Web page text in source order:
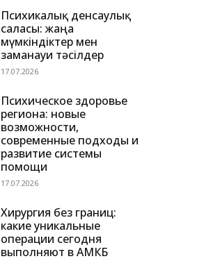
Психикалық денсаулық
саласы: жаңа
мүмкіндіктер мен
заманауи тәсілдер
17.07.2026
Психическое здоровье
региона: новые
возможности,
современные подходы и
развитие системы
помощи
17.07.2026
Хирургия без границ:
какие уникальные
операции сегодня
выполняют в АМКБ